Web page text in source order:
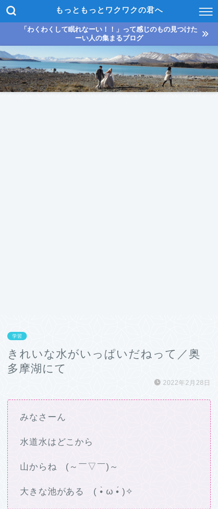
もっともっとワクワクの君へ
「わくわくして眠れなーい！！」って感じのもの見つけた
ーい人の集まるブログ
学習
きれいな水がいっぱいだねって／奥
多摩湖にて
2022年2月28日
みなさーん
水道水はどこから
山からね (～￣▽￣)～
大きな池がある ( •̀ ω •́ )✧